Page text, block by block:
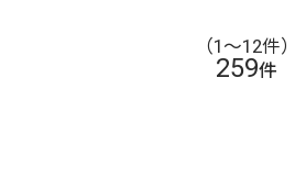
（1〜12件）
259件